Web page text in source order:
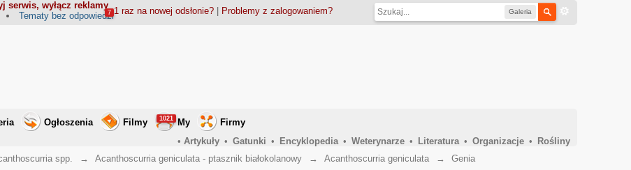
serwis, wyłącz reklamy
Galeria
1 raz na nowej odsłonie?| Problemy z zalogowaniem?
Tematy bez odpowiedzi
7
Ogłoszenia Filmy My
1021
Firmy
• Artykuły • Gatunki • Encyklopedia • Weterynarze • Literatura • Organizacje •
Rośliny
spp. → Acanthoscurria geniculata - ptasznik białokolanowy → Acanthoscurria geniculata → Genia